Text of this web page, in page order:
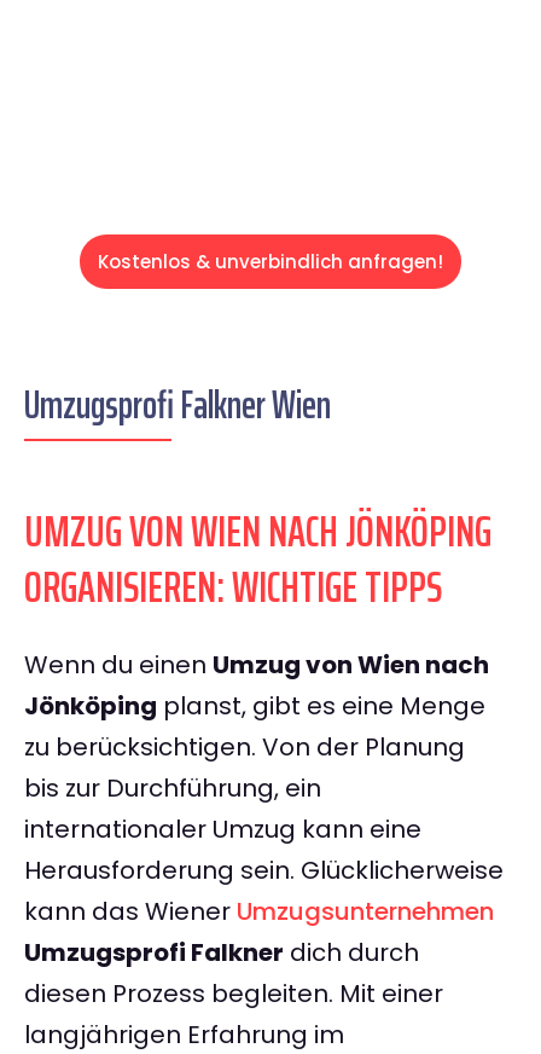
Kostenlos & unverbindlich anfragen!
Umzugsprofi Falkner Wien
UMZUG VON WIEN NACH JÖNKÖPING
ORGANISIEREN: WICHTIGE TIPPS
Wenn du einen Umzug von Wien nach
Jönköping planst, gibt es eine Menge
zu berücksichtigen. Von der Planung
bis zur Durchführung, ein
internationaler Umzug kann eine
Herausforderung sein. Glücklicherweise
kann das Wiener Umzugsunternehmen
Umzugsprofi Falkner dich durch
diesen Prozess begleiten. Mit einer
langjährigen Erfahrung im